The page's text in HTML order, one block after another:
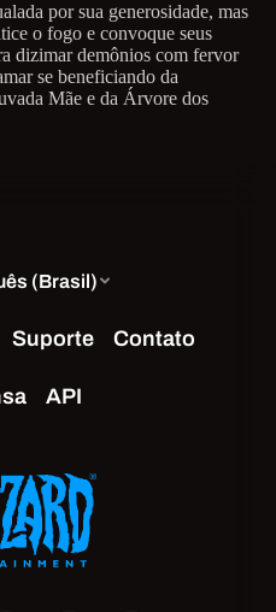
por sua generosidade, mas
o fogo e convoque seus
dizimar demônios com fervor
se beneficiando da
Mãe e da Árvore dos